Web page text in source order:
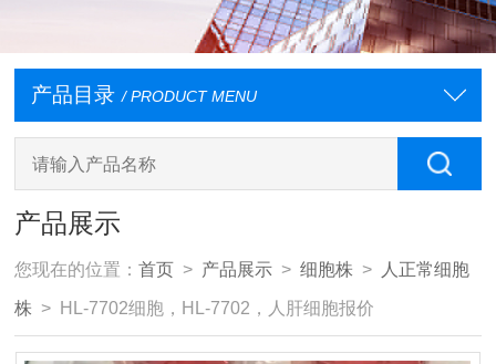
产品目录 / PRODUCT MENU
产品展示
您现在的位置：首页 > 产品展示 >细胞株 > 人正常细胞
株 > HL-7702细胞，HL-7702，人肝细胞报价